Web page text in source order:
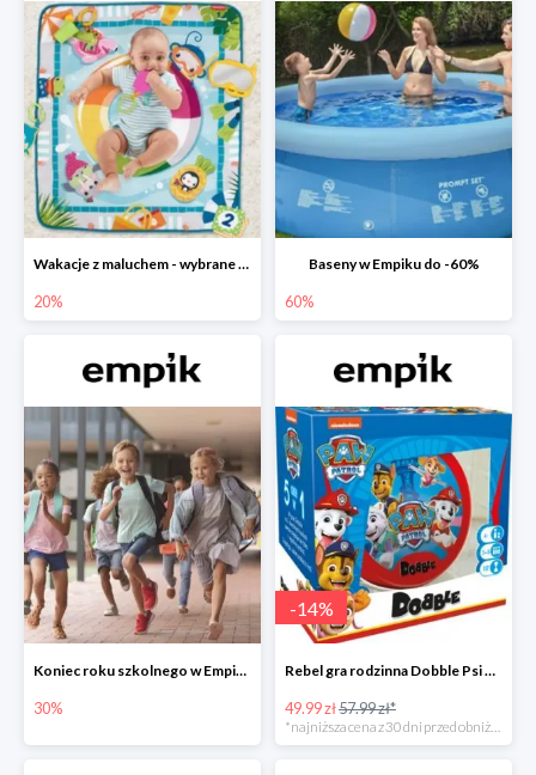
Wakacje z maluchem - wybrane zabawki Fisher-Price w Empiku-20%
20%
Baseny w Empiku do -60%
60%
Koniec roku szkolnego w Empiku - prezenty dla dzieci i nauczycieli do -30%
30%
-14%
Rebel gra rodzinna Dobble Psi Patrol w Empiku Premium
49.99 zł57.99 zł*